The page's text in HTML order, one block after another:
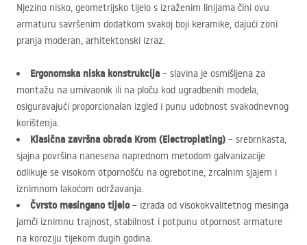
Njezino nisko, geometrijsko tijelo s izraženim linijama čini ovu
armaturu savršenim dodatkom svakoj boji keramike, dajući zoni
pranja moderan, arhitektonski izraz.
Ergonomska niska konstrukcija – slavina je osmišljena za
montažu na umivaonik ili na ploču kod ugradbenih modela,
osiguravajući proporcionalan izgled i punu udobnost svakodnevnog
korištenja.
Klasična završna obrada Krom (Electroplating) – srebrnkasta,
sjajna površina nanesena naprednom metodom galvanizacije
odlikuje se visokom otpornošću na ogrebotine, zrcalnim sjajem i
iznimnom lakoćom održavanja.
Čvrsto mesingano tijelo– izrada od visokokvalitetnog mesinga
jamči iznimnu trajnost, stabilnost i potpunu otpornost armature
na koroziju tijekom dugih godina.